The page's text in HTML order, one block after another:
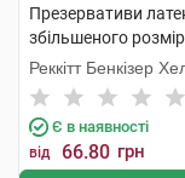
Презервативи
збільшеного
Реккітт Бенкізер
Мануфектурінг
Є в наявності
від 66.80 грн